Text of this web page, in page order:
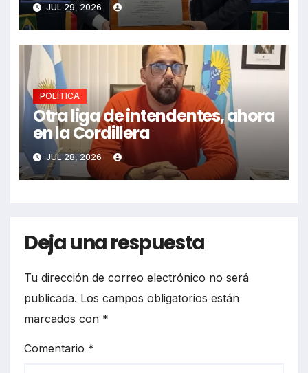
JUL 29, 2026
POLÍTICA
Otra liga de intendentes, ahora
en la Cordillera
JUL 28, 2026
Deja una respuesta
Tu dirección de correo electrónico no será
publicada. Los campos obligatorios están
marcados con *
Comentario *